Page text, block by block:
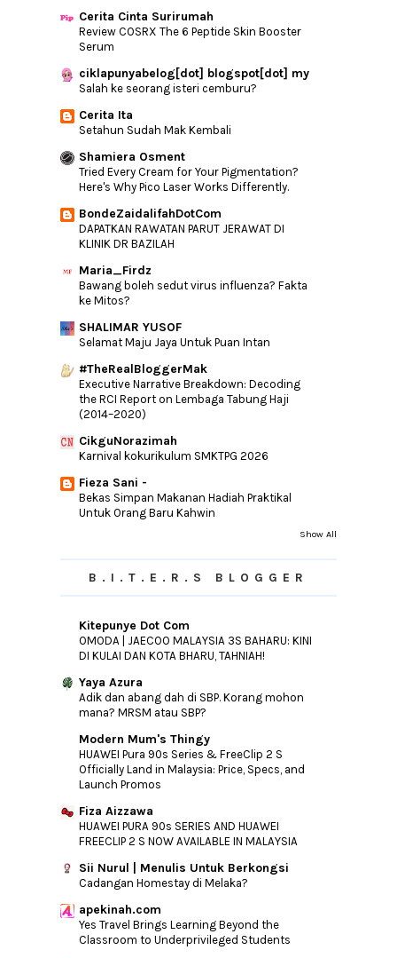
10 Sebab Anda Di Cari Oleh LHDN
StabThe Stone | Cafe Western Food Sedap
Baju Raya 2019 | Tempah Atau Beli Siap?
Nikmati Diskaun Hebat Matta Fair Dengan
Traveloka ...
Dah Buat E-Filing?
Nasi Kandar Ali, Nasi Kandar Sedap Di
Parit Buntar
Officially 39
►January(12)
► 2017(192)
► 2016(240)
►2015(346)
►2014(46)
► 2013(154)
►2012(76)
► 2011(10)
►2010(44)
Cerita Cinta Surirumah
Review COSRX The 6 Peptide Skin Booster
Serum
ciklapunyabelog[dot] blogspot[dot] my
Salah ke seorang isteri cemburu?
Cerita Ita
Setahun Sudah Mak Kembali
Shamiera Osment
Tried Every Cream for Your Pigmentation?
Here's Why Pico Laser Works Differently.
BondeZaidalifahDotCom
DAPATKAN RAWATAN PARUT JERAWAT DI
KLINIK DR BAZILAH
Maria_Firdz
Bawang boleh sedut virus influenza? Fakta
ke Mitos?
SHALIMAR YUSOF
Selamat Maju Jaya Untuk Puan Intan
#TheRealBloggerMak
Executive Narrative Breakdown: Decoding
the RCI Report on Lembaga Tabung Haji
(2014–2020)
CikguNorazimah
Karnival kokurikulum SMKTPG 2026
Fieza Sani -
Bekas Simpan Makanan Hadiah Praktikal
Untuk Orang Baru Kahwin
Show All
B.I.T.E.R.S BLOGGER
Kitepunye Dot Com
OMODA | JAECOO MALAYSIA 3S BAHARU: KINI
DI KULAI DAN KOTA BHARU, TAHNIAH!
Yaya Azura
Adik dan abang dah di SBP. Korang mohon
mana? MRSM atau SBP?
Modern Mum's Thingy
HUAWEI Pura 90s Series & FreeClip 2 S
Officially Land in Malaysia: Price, Specs, and
Launch Promos
Fiza Aizzawa
HUAWEI PURA 90s SERIES AND HUAWEI
FREECLIP 2 S NOW AVAILABLE IN MALAYSIA
Sii Nurul | Menulis Untuk Berkongsi
Cadangan Homestay di Melaka?
apekinah.com
Yes Travel Brings Learning Beyond the
Classroom to Underprivileged Students